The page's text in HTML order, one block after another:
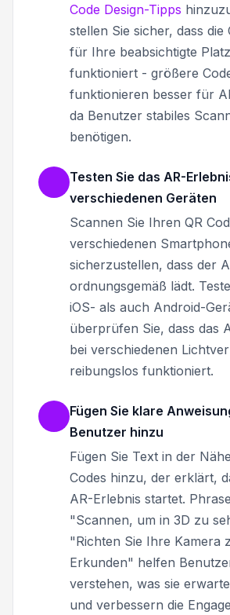
Code Design-Tipps
stellen Sie sicher, dass die
für Ihre beabsichtigte
funktioniert - größere
funktionieren besser für
da Benutzer stabiles
benötigen.
Testen Sie das AR-
verschiedenen Geräten
Scannen Sie Ihren QR
verschiedenen
sicherzustellen, dass der
ordnungsgemäß lädt.
iOS- als auch Android-
überprüfen Sie, dass das
bei verschiedenen
reibungslos funktioniert.
Fügen Sie klare
Benutzer hinzu
Fügen Sie Text in der
Codes hinzu, der erklärt,
AR-Erlebnis startet.
"Scannen, um in 3D zu
"Richten Sie Ihre Kamera
Erkunden" helfen
verstehen, was sie
und verbessern die